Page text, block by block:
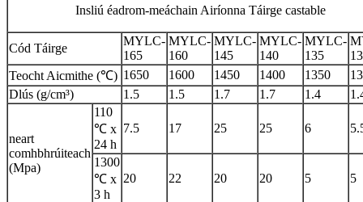
Insliú éadrom-meáchain Airíonna Táirge castable
Cód Táirge
MYLC-
165
MYLC-
160
MYLC-
145
MYLC-
140
MYLC-
135
Teocht Aicmithe (℃) 1650 1600 1450 1400 1350
Dlús (g/cm³)
1.5 1.5 1.7 1.7 1.4
neart
comhbhrúiteach
(Mpa)
110
℃ x
24 h
7.5 17 25 25 6
1300
℃ x
3 h
20 22 20 20 5 5